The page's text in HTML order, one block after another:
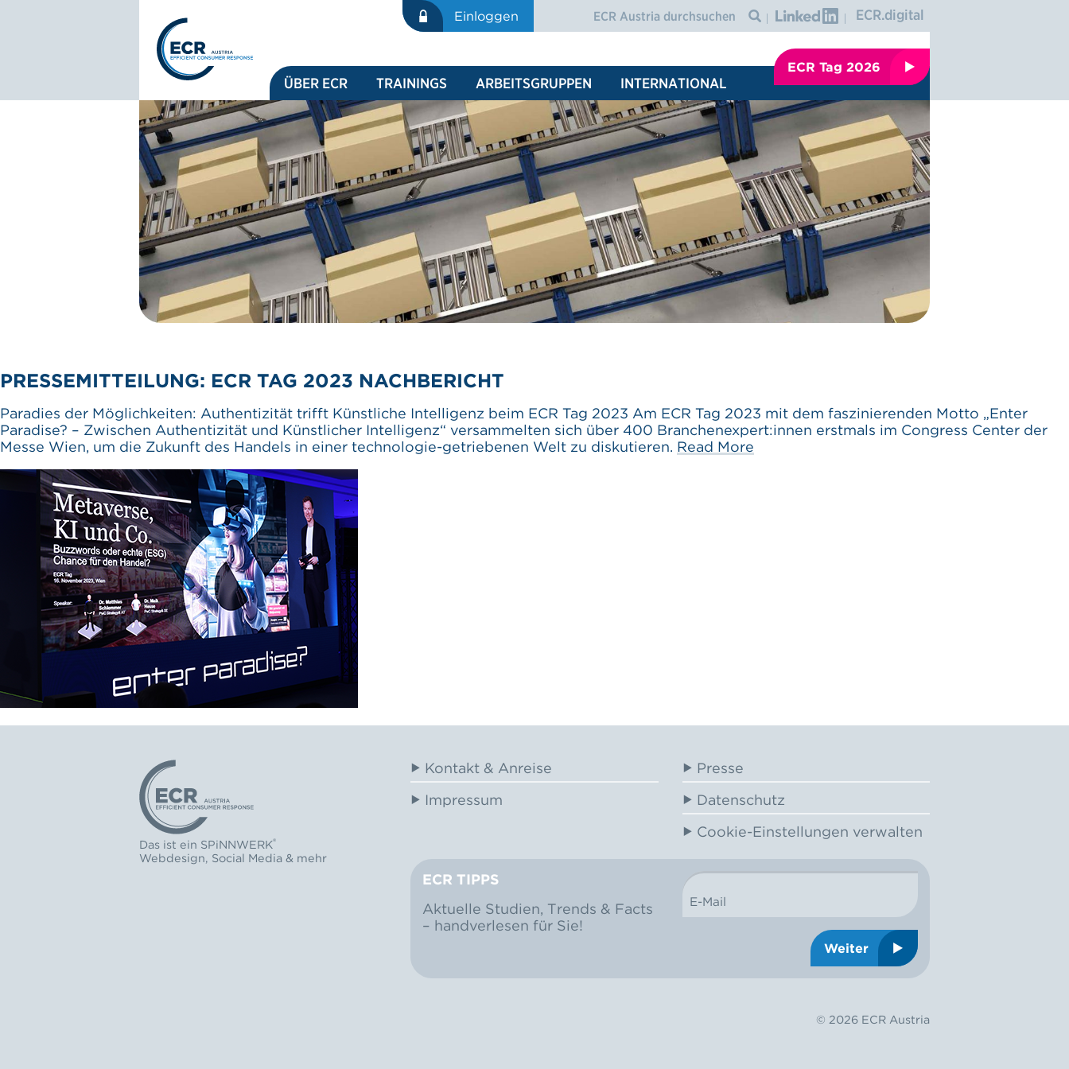
Logo: ECR Austria
Einloggen
SUCHFORMULAR
Icon: search
Graphic: linkedinECR.digital
ECR Tag 2026
ÜBER ECR TRAININGS ARBEITSGRUPPEN INTERNATIONAL
PRESSEMITTEILUNG: ECR TAG 2023 NACHBERICHT
Paradies der Möglichkeiten: Authentizität trifft Künstliche Intelligenz beim ECR Tag 2023 Am ECR Tag 2023 mit dem faszinierenden Motto „Enter
Paradise? – Zwischen Authentizität und Künstlicher Intelligenz“ versammelten sich über 400 Branchenexpert:innen erstmals im Congress Center der
Messe Wien, um die Zukunft des Handels in einer technologie-getriebenen Welt zu diskutieren. Read More
Kontakt & Anreise
Impressum
Presse
Datenschutz
Cookie-Einstellungen verwalten
NEWSLETTER
ECR TIPPS
Aktuelle Studien, Trends & Facts
– handverlesen für Sie!
E-Mail
Weiter
© 2026 ECR Austria
Logo: ECR Austria
Das ist ein SPiNNWERK®
Webdesign, Social Media& mehr